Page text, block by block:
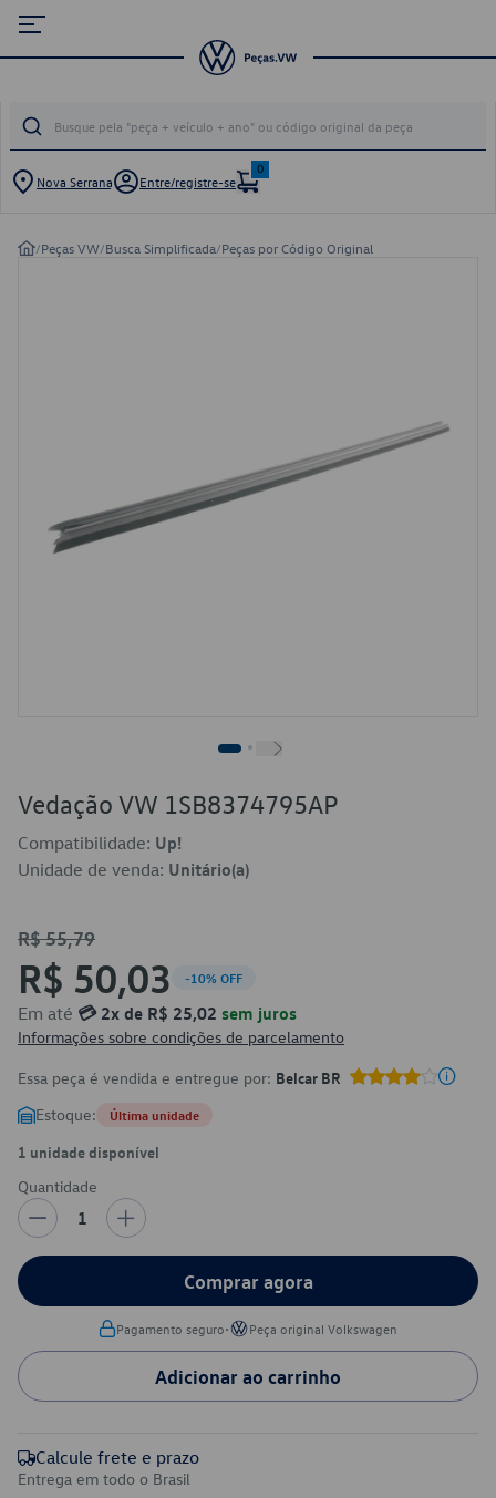
Nova Serrana Entre/registre-se
0
/Peças VW/Busca Simplificada/Peças por Código Original
Vedação VW 1SB8374795AP
Compatibilidade: Up!
Unidade de venda: Unitário(a)
R$ 55,79
R$ 50,03 -10% OFF
Em até 💳 2x de R$ 25,02 sem juros
Informações sobre condições de parcelamento
Essa peça é vendida e entregue por: Belcar BR
Estoque: Última unidade
1 unidade disponível
Quantidade
1
Comprar agora
Pagamento seguro• Peça original Volkswagen
Adicionar ao carrinho
Calcule frete e prazo
Entrega em todo o Brasil